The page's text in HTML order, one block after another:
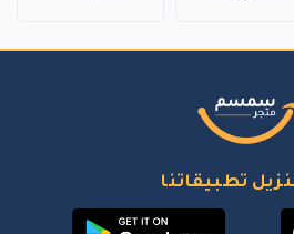
تطبيقاتنا